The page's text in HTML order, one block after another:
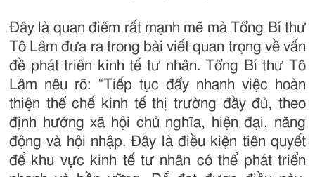
Đây là quan điểm rất mạnh mẽ mà Tổng Bí thư
Tô Lâm đưa ra trong bài viết quan trọng về vấn
đề phát triển kinh tế tư nhân. Tổng Bí thư Tô
Lâm nêu rõ: “Tiếp tục đẩy nhanh việc hoàn
thiện thể chế kinh tế thị trường đầy đủ, theo
định hướng xã hội chủ nghĩa, hiện đại, năng
động và hội nhập. Đây là điều kiện tiên quyết
để khu vực kinh tế tư nhân có thể phát triển